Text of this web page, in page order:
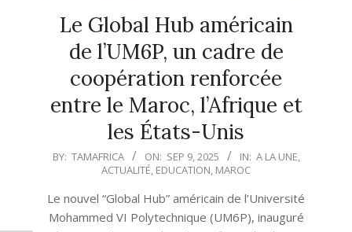
Le Global Hub américain
de l’UM6P, un cadre de
coopération renforcée
entre le Maroc, l’Afrique et
les États-Unis
2025-
09
BY: TAMAFRICA ON: SEP 9, 2025 IN: A LA UNE
ACTUALITÉ EDUCATION MAROC
Le nouvel “Global Hub” américain de l’Université
Mohammed VI Polytechnique (UM6P), inauguré